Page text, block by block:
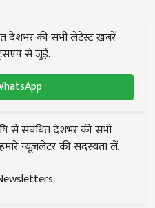
देशभर की सभी लेटेस्ट ख़बरें
से जुड़ें.
से संबंधित देशभर की सभी
न्यूज़लेटर की सदस्यता लें.